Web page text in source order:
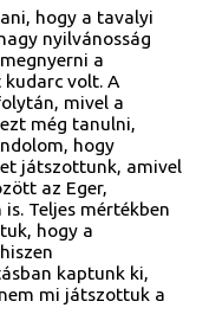
hogy a tavalyi
nyilvánosság
a
kudarc volt. A
mivel a
még tanulni,
hogy
játszottunk, amivel
az Eger,
Teljes mértékben
hogy a
kaptunk ki,
mi játszottuk a